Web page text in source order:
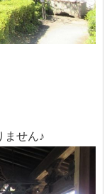
ません♪